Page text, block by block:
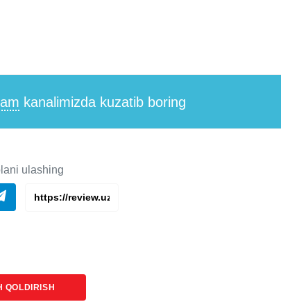
kanalimizda kuzatib boring
ulashing
QOLDIRISH